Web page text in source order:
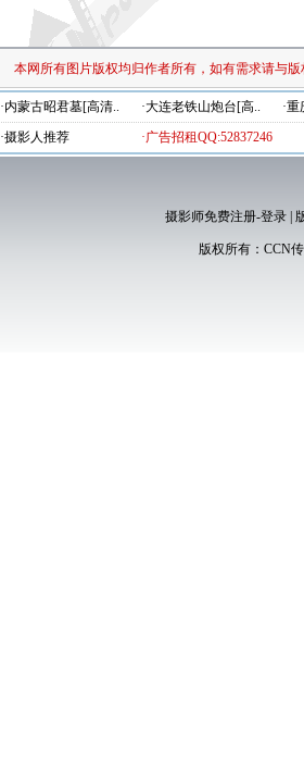
本网所有图片版权均归作者所有，如有需求请与
·内蒙古昭君墓[高清.. ·大连老铁山炮台[高..
·
·摄影人推荐 ·广告招租QQ:52837246
摄影师免费注册-登录|
版权所有： CCN